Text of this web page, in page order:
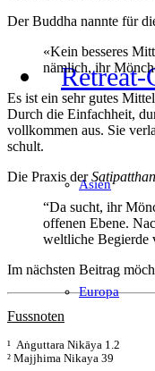
Retreat-
Asien
Europa
Der Buddha nannte für
«Kein besseres
nämlich, ihr
Es ist ein sehr gutes
Durch die Einfachheit,
vollkommen aus. Sie
schult.
Die Praxis der
“Da sucht, ihr
offenen Ebene.
weltliche Begierde
Im nächsten Beitrag
Fussnoten
¹ Aṅguttara Nikāya 1.2
² Majjhima Nikaya 39